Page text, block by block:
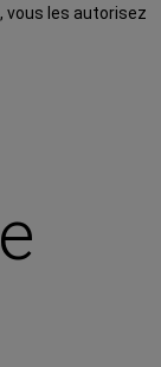
vous les autorisez